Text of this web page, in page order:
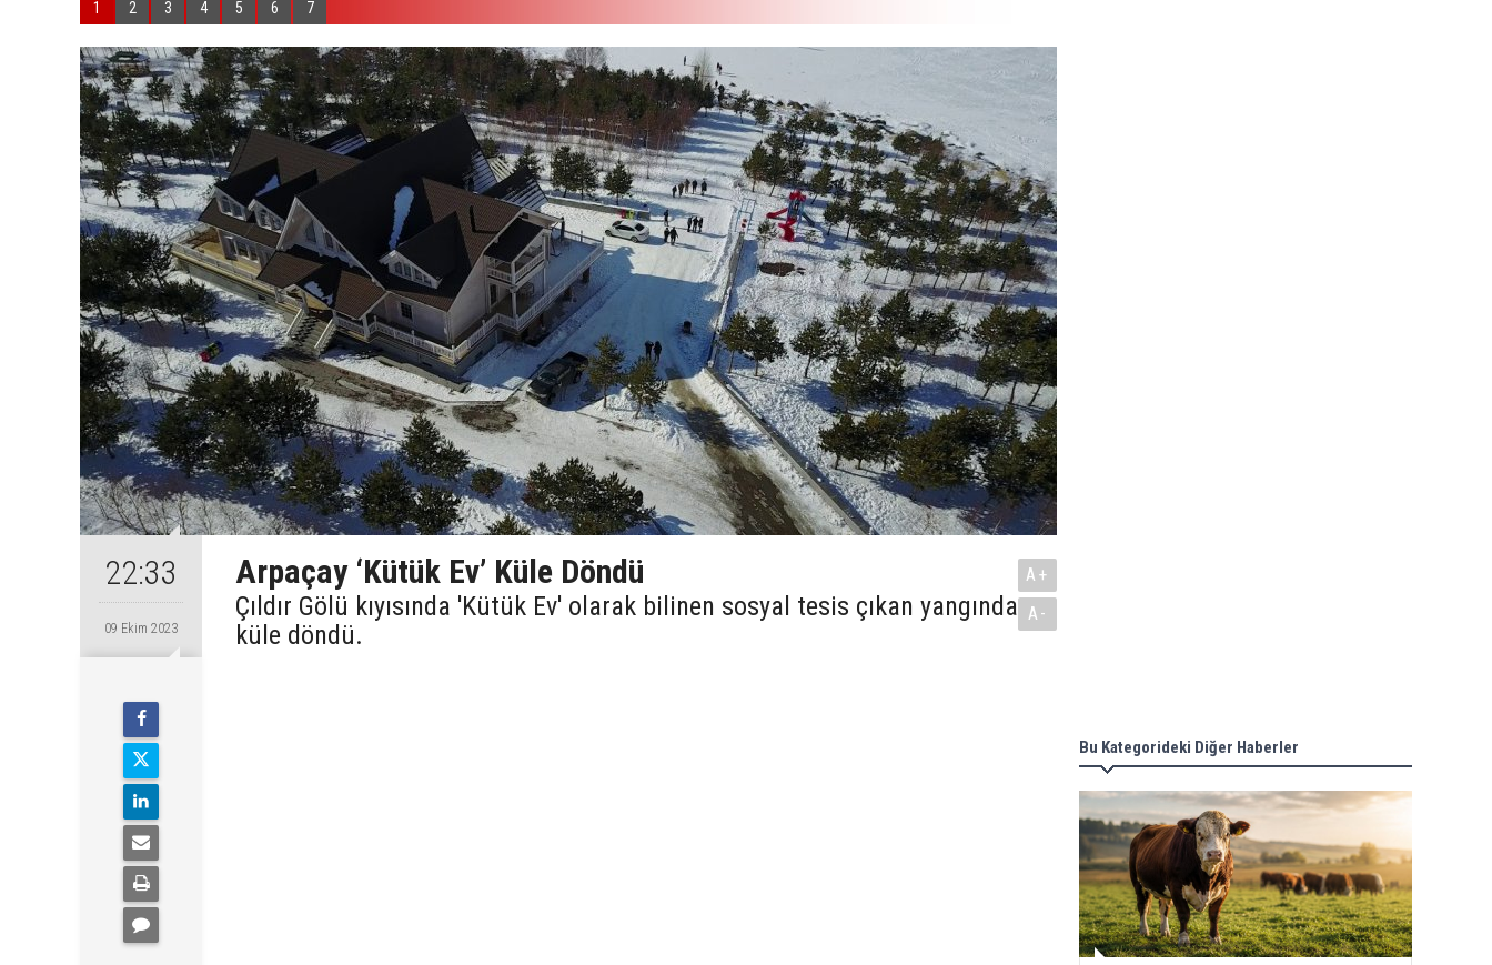
1 2 3 4 5 6 7
22:33
09 Ekim 2023
Arpaçay ‘Kütük Ev’ Küle Döndü
Çıldır Gölü kıyısında 'Kütük Ev' olarak bilinen sosyal tesis çıkan yangında
küle döndü.
A+
A-
Bu Kategorideki Diğer Haberler